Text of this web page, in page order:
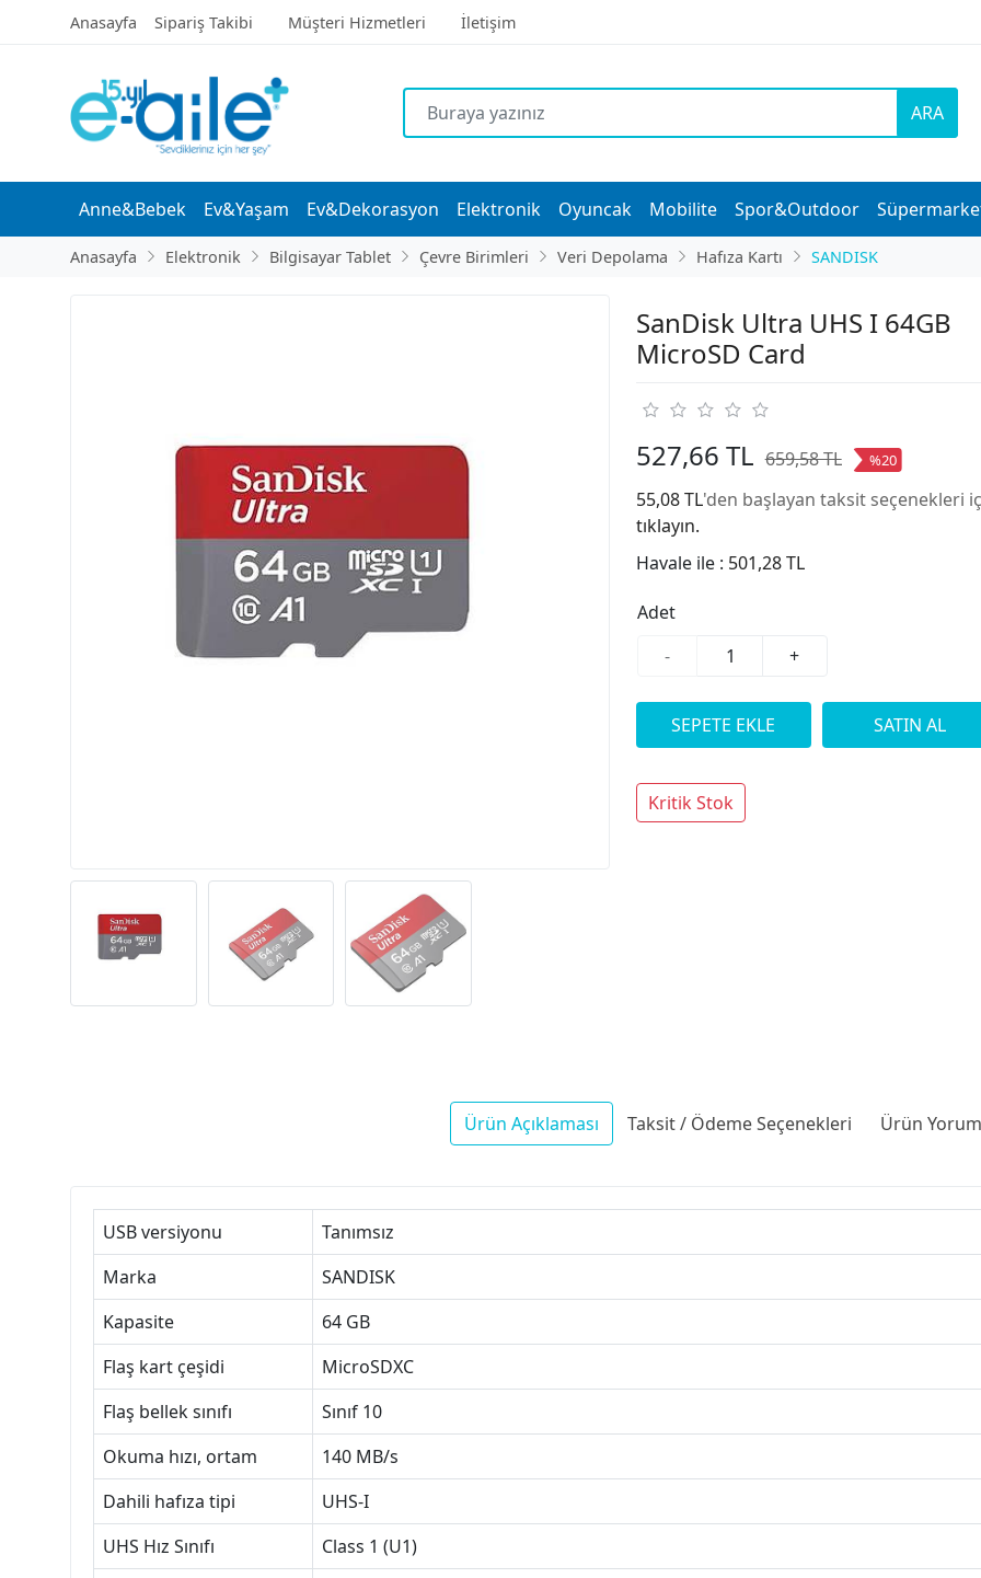
Anasayfa Sipariş Takibi Müşteri Hizmetleri İletişim
ARA
Anne&Bebek Ev&Yaşam Ev&Dekorasyon Elektronik Oyuncak Mobilite Spor&Outdoor
Anasayfa Elektronik Bilgisayar Tablet Çevre Birimleri Veri Depolama Hafıza Kartı SANDISK
SanDisk Ultra UHS I 64GB
MicroSD Card
527,66 TL 659,58 TL %20
55,08 TL'den başlayan taksit seçenekleri
tıklayın.
Havale ile : 501,28 TL
Adet
-
+
Kritik Stok
Ürün Açıklaması Taksit / Ödeme Seçenekleri Ürün
USB versiyonu
Tanımsız
Marka
SANDISK
Kapasite
64 GB
Flaş kart çeşidi
MicroSDXC
Flaş bellek sınıfı
Sınıf 10
Okuma hızı, ortam
140 MB/s
Dahili hafıza tipi
UHS-I
UHS Hız Sınıfı
Class 1 (U1)